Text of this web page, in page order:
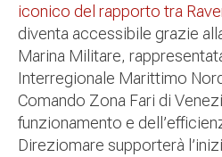
iconico del rapporto tra
diventa accessibile grazie
Marina Militare,
Interregionale Marittimo
Comando Zona Fari di
funzionamento e
Direziomare supporterà